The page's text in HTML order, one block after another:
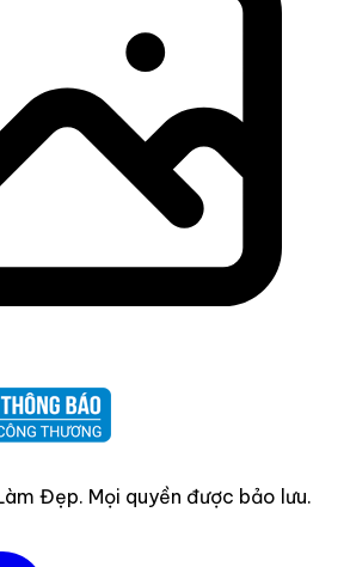
Đẹp. Mọi quyền được bảo lưu.